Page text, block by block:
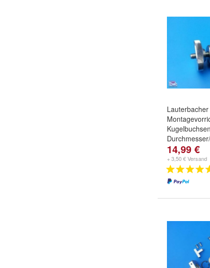
14,99 €
+ 3,50 € Versand